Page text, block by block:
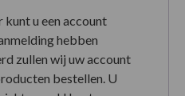
u een account
hebben
zullen wij uw account
bestellen. U